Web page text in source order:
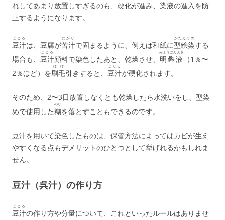
れしてあまり放置しすぎるのも、硬化が進み、染液の進入を防
止するようになります。
豆汁
ごじる
は、豆腐が苦汁
にがり
で固まるように、例えば和紙に型絵染
かたえぞめ
する
場合も、 豆汁
ごじる
顔料で染色したあと、乾燥させ、 明礬液
みょうばんえき
（1％〜
2％ほど）を刷毛
はけ
引きすると、 豆汁
ごじる
が硬化されます。
そのため、2〜3日放置しなくとも乾燥したら水洗いをし、型染
めで使用した糊
のり
を落とすこともできるのです。
豆汁を用いて染色したものは、保管方法によってはカビが生え
やすくなる点もデメリットのひとつとして挙げれるかもしれま
せん。
豆汁（呉汁）の作り方
豆汁
ごじる
の作り方や分量について、これといったルールはありませ